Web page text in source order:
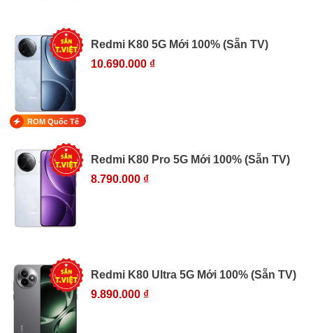
Redmi K80 5G Mới 100% (Sẵn TV)
10.690.000 ₫
ROM Quốc Tế
Redmi K80 Pro 5G Mới 100% (Sẵn TV)
8.790.000 ₫
Redmi K80 Ultra 5G Mới 100% (Sẵn TV)
9.890.000 ₫